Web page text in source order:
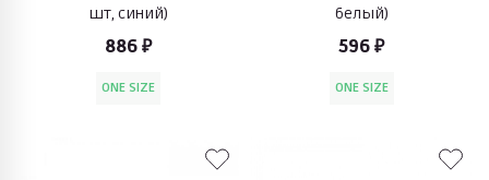
шт, синий)
886 ₽
ONE SIZE
белый)
596 ₽
ONE SIZE